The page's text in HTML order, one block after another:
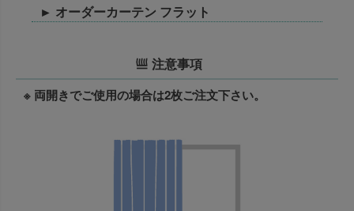
► オーダーカーテン フラット
注意事項
※ 両開きでご使用の場合は2枚ご注文下さい。